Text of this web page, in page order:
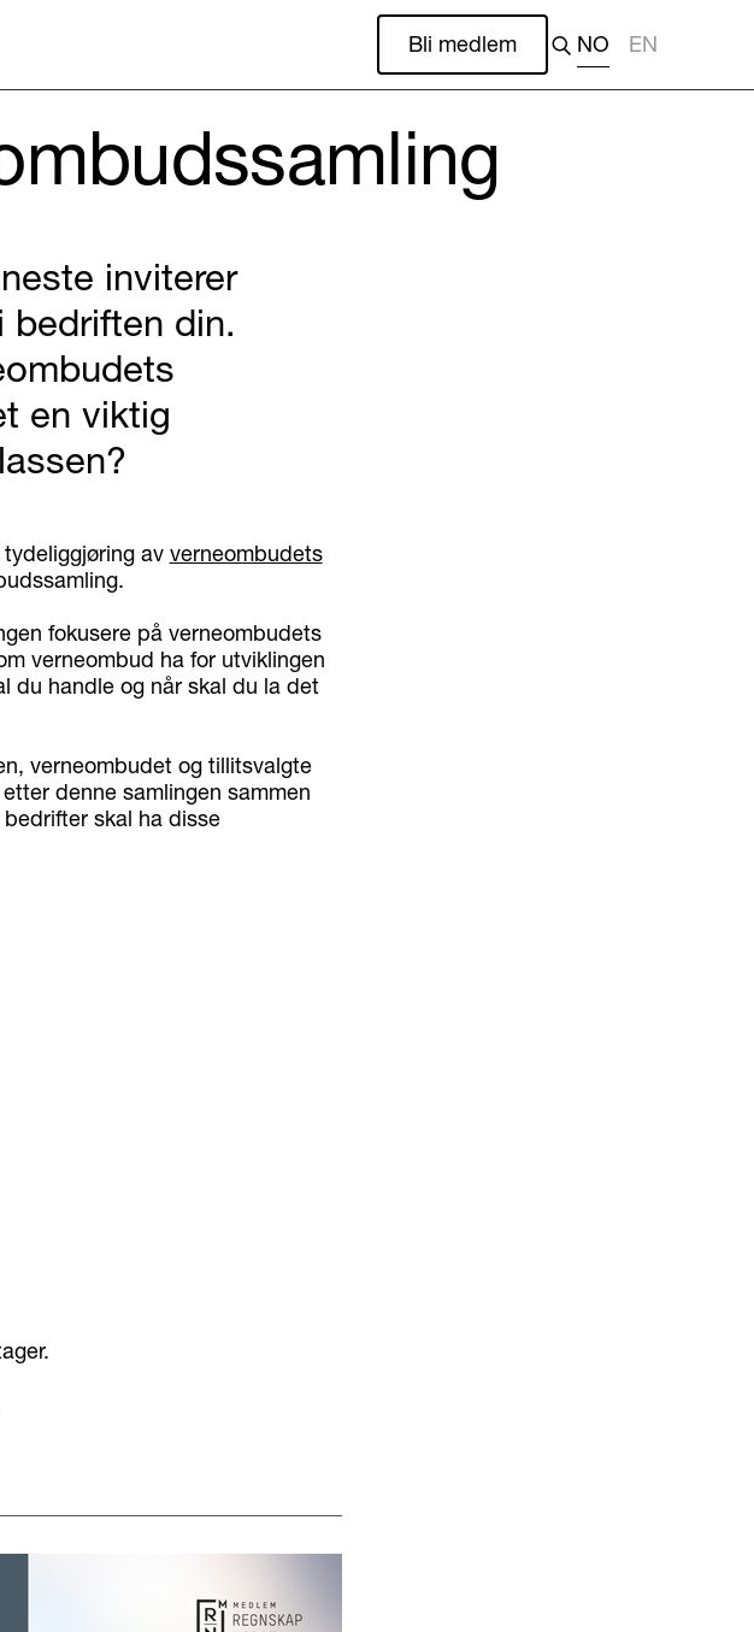
Bli medlem NO EN
inviterer
din.
en viktig
av verneombudets
fokusere på verneombudets
verneombud ha for utviklingen
du handle og når skal du la det
verneombudet og tillitsvalgte
denne samlingen sammen
skal ha disse